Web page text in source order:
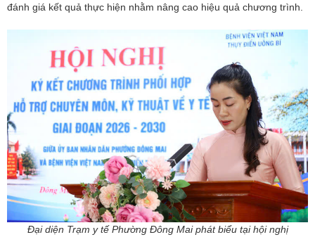
đánh giá kết quả thực hiện nhằm nâng cao hiệu quả chương trình.
Đại diện Trạm y tế Phường Đông Mai phát biểu tại hội nghị